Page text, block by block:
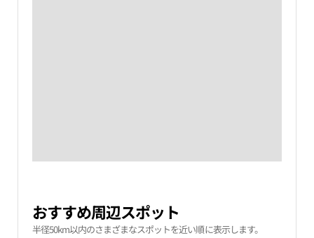
おすすめ周辺スポット
半径50km以内のさまざまなスポットを近い順に表示します。